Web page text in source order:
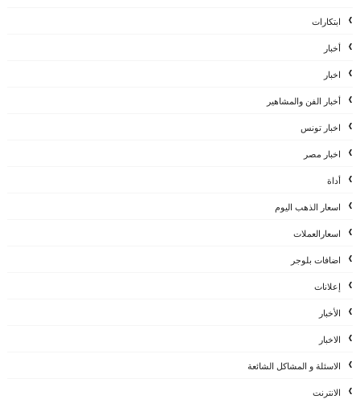
ابتكارات
أخبار
اخبار
أخبار الفن والمشاهير
اخبار تونس
اخبار مصر
أداة
اسعار الذهب اليوم
اسعارالعملات
اضافات بلوجر
إعلانات
الأخبار
الاخبار
الاسئلة و المشاكل الشائعة
الانترنت